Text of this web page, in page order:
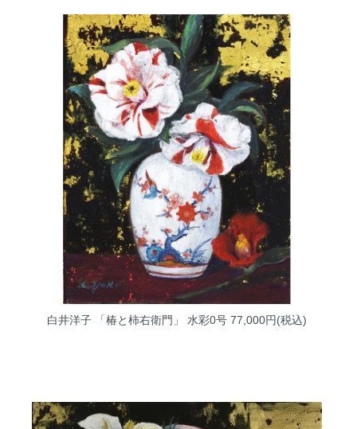
白井洋子 「椿と柿右衛門」 水彩0号77,000円(税込)